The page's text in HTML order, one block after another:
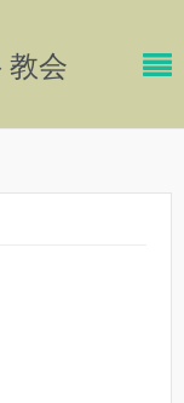
教会